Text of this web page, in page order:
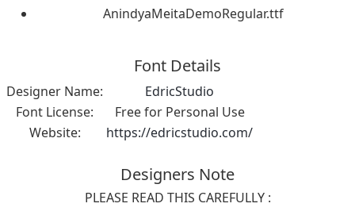
AnindyaMeitaDemoRegular.ttf
Font Details
Designer Name:
EdricStudio
Font License:
Free for Personal Use
Website:
https://edricstudio.com/
Designers Note
PLEASE READ THIS CAREFULLY :